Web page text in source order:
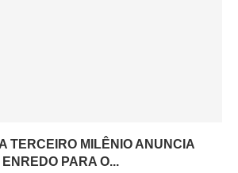
TERCEIRO MILÊNIO ANUNCIA
ENREDO PARA O...